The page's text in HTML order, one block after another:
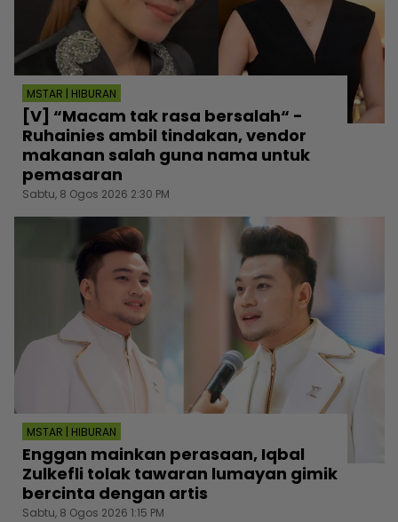
MSTAR | HIBURAN
[V] “Macam tak rasa bersalah“ -
Ruhainies ambil tindakan, vendor
makanan salah guna nama untuk
pemasaran
Sabtu, 8 Ogos 2026 2:30 PM
MSTAR | HIBURAN
Enggan mainkan perasaan, Iqbal
Zulkefli tolak tawaran lumayan gimik
bercinta dengan artis
Sabtu, 8 Ogos 2026 1:15 PM